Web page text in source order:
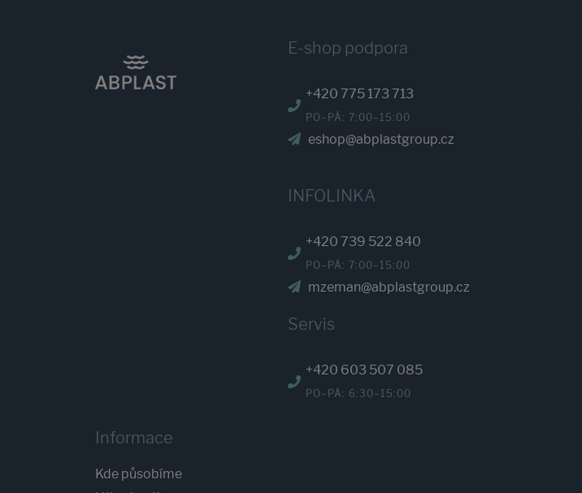
E-shop podpora
+420 775 173 713
PO–PÁ: 7:00–15:00
eshop@abplastgroup.cz
INFOLINKA
+420 739 522 840
PO–PÁ: 7:00–15:00
mzeman@abplastgroup.cz
Servis
+420 603 507 085
PO–PÁ: 6:30–15:00
Informace
Kde působíme